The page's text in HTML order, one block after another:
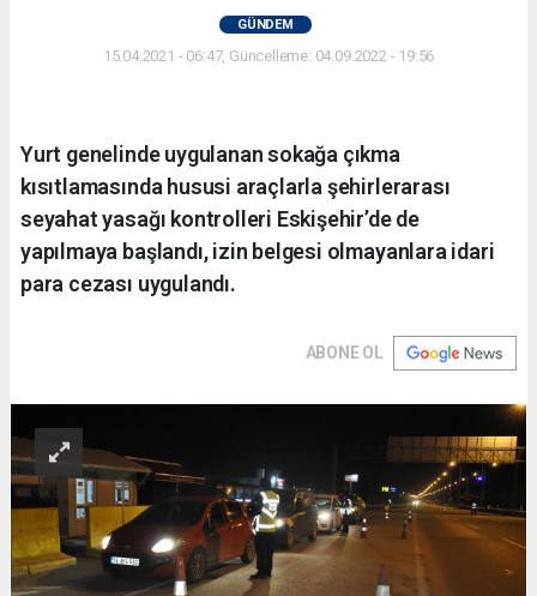
GÜNDEM
15.04.2021 - 06:47, Güncelleme: 04.09.2022 - 19:56
Yurt genelinde uygulanan sokağa çıkma
kısıtlamasında hususi araçlarla şehirlerarası
seyahat yasağı kontrolleri Eskişehir’de de
yapılmaya başlandı, izin belgesi olmayanlara idari
para cezası uygulandı.
ABONE OL